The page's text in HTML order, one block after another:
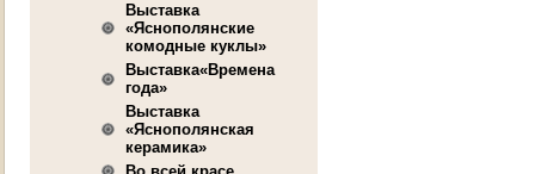
Выставка
«Яснополянские
комодные куклы»
Выставка«Времена
года»
Выставка
«Яснополянская
керамика»